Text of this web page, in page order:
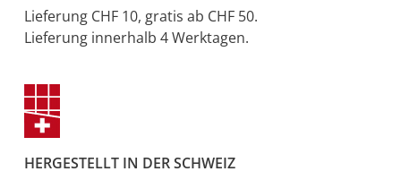
Lieferung CHF 10, gratis ab CHF 50.
Lieferung innerhalb 4 Werktagen.
HERGESTELLT IN DER SCHWEIZ